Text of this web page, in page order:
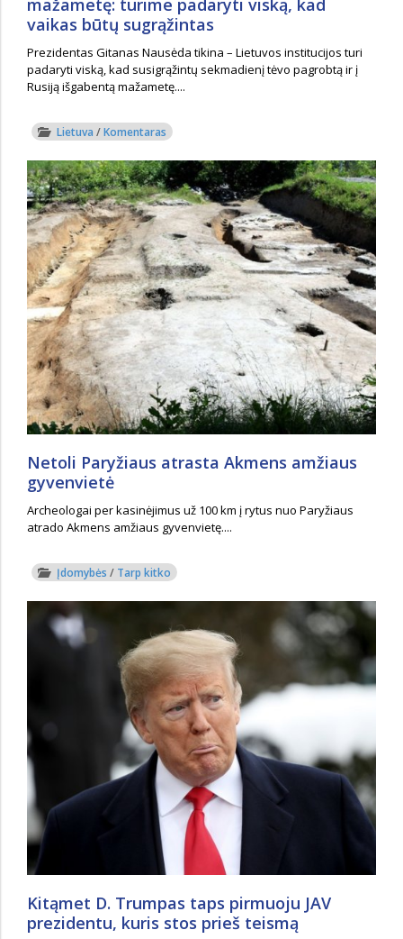
mažametę: turime padaryti viską, kad
vaikas būtų sugrąžintas
Prezidentas Gitanas Nausėda tikina – Lietuvos institucijos turi
padaryti viską, kad susigrąžintų sekmadienį tėvo pagrobtą ir į
Rusiją išgabentą mažametę....
Lietuva /Komentaras
Netoli Paryžiaus atrasta Akmens amžiaus
gyvenvietė
Archeologai per kasinėjimus už 100 km į rytus nuo Paryžiaus
atrado Akmens amžiaus gyvenvietę....
Įdomybės / Tarp kitko
Kitąmet D. Trumpas taps pirmuoju JAV
prezidentu, kuris stos prieš teismą